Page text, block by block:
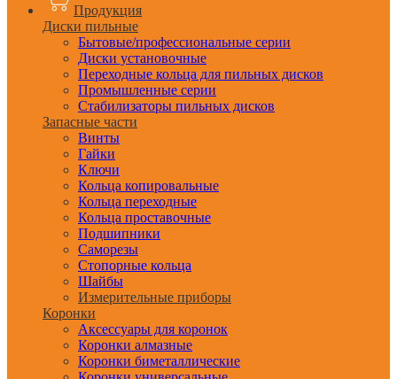
Продукция
Диски пильные
Бытовые/профессиональные серии
Диски установочные
Переходные кольца для пильных дисков
Промышленные серии
Стабилизаторы пильных дисков
Запасные части
Винты
Гайки
Ключи
Кольца копировальные
Кольца переходные
Кольца проставочные
Подшипники
Саморезы
Стопорные кольца
Шайбы
Измерительные приборы
Коронки
Аксессуары для коронок
Коронки алмазные
Коронки биметаллические